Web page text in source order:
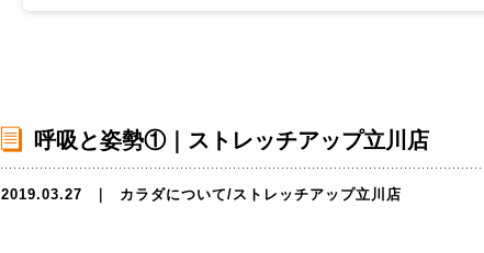
呼吸と姿勢①｜ストレッチアップ立川店
2019.03.27 カラダについて/ストレッチアップ立川店